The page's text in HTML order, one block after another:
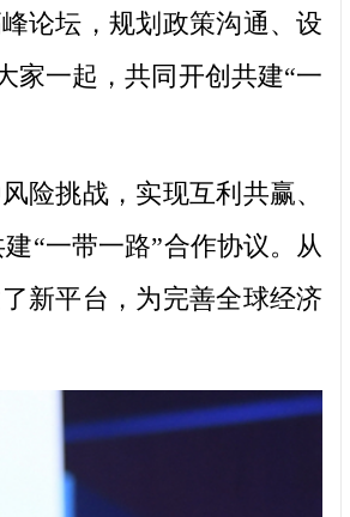
论坛，规划政策沟通、设
家一起，共同开创共建“一
挑战，实现互利共赢、
“一带一路”合作协议。从
新平台，为完善全球经济